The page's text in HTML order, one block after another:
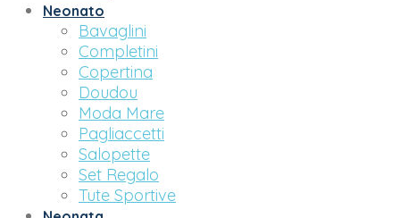
Neonato
Bavaglini
Completini
Copertina
Doudou
Moda Mare
Pagliaccetti
Salopette
Set Regalo
Tute Sportive